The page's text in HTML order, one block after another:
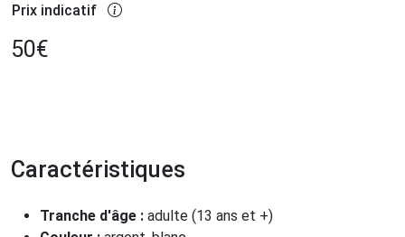
Prix indicatif
50€
Caractéristiques
Tranche d'âge : adulte (13 ans et +)